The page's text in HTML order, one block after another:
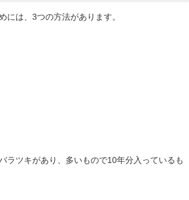
は、3つの方法があります。
ラツキがあり、多いもので10年分入っているも